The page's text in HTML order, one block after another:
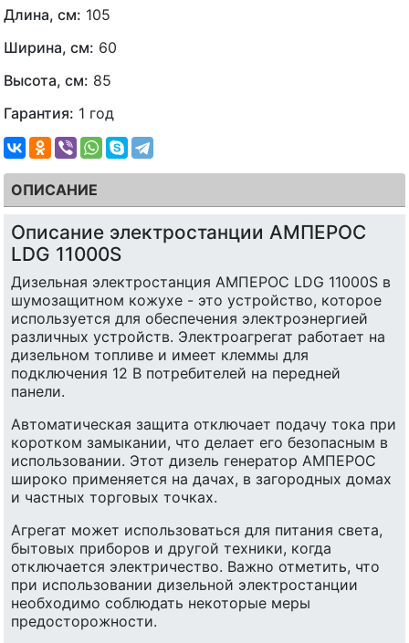
Длина, см: 105
Ширина, см: 60
Высота, см: 85
Гарантия: 1 год
ОПИСАНИЕ
Описание электростанции АМПЕРОС
LDG 11000S
Дизельная электростанция АМПЕРОС LDG 11000S в
шумозащитном кожухе - это устройство, которое
используется для обеспечения электроэнергией
различных устройств. Электроагрегат работает на
дизельном топливе и имеет клеммы для
подключения 12 В потребителей на передней
панели.
Автоматическая защита отключает подачу тока при
коротком замыкании, что делает его безопасным в
использовании. Этот дизель генератор АМПЕРОС
широко применяется на дачах, в загородных домах
и частных торговых точках.
Агрегат может использоваться для питания света,
бытовых приборов и другой техники, когда
отключается электричество. Важно отметить, что
при использовании дизельной электростанции
необходимо соблюдать некоторые меры
предосторожности.